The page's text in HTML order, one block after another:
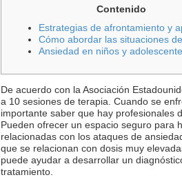
Contenido
Estrategias de afrontamiento y
Cómo abordar las situaciones
Ansiedad en niños y
De acuerdo con la Asociación
a 10 sesiones de terapia. Cuando se
importante saber que hay profesionales
Pueden ofrecer un espacio seguro para
relacionadas con los ataques de
que se relacionan con dosis muy
puede ayudar a desarrollar un
tratamiento.